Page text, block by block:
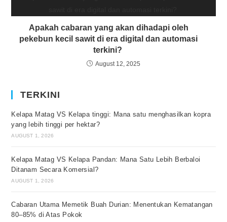
Apakah cabaran yang akan dihadapi oleh
pekebun kecil sawit di era digital dan automasi
terkini?
August 12, 2025
TERKINI
Kelapa Matag VS Kelapa tinggi: Mana satu menghasilkan kopra
yang lebih tinggi per hektar?
AUGUST 1, 2026
Kelapa Matag VS Kelapa Pandan: Mana Satu Lebih Berbaloi
Ditanam Secara Komersial?
AUGUST 1, 2026
Cabaran Utama Memetik Buah Durian: Menentukan Kematangan
80–85% di Atas Pokok